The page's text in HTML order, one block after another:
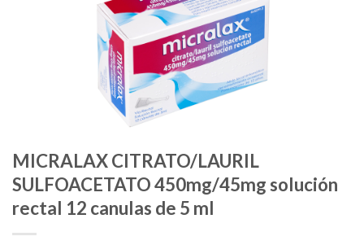
MICRALAX CITRATO/LAURIL
SULFOACETATO 450mg/45mg solución
rectal 12 canulas de 5 ml